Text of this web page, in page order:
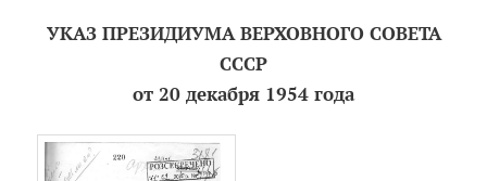
УКАЗ ПРЕЗИДИУМА ВЕРХОВНОГО СОВЕТА
СССР
от 20 декабря 1954 года